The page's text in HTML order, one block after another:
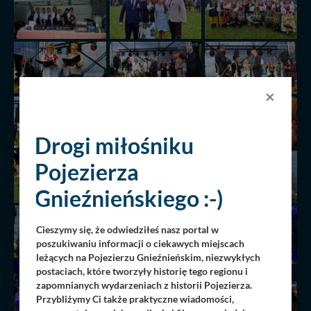
×
Drogi miłośniku
Pojezierza
Gnieźnieńskiego :-)
Cieszymy się, że odwiedziłeś nasz portal w
poszukiwaniu informacji o ciekawych miejscach
leżących na Pojezierzu Gnieźnieńskim, niezwykłych
postaciach, które tworzyły historię tego regionu i
zapomnianych wydarzeniach z historii Pojezierza.
Przybliżymy Ci także praktyczne wiadomości,